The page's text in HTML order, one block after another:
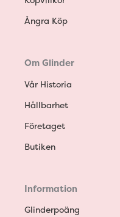
Ångra Köp
Om Glinder
Vår Historia
Hållbarhet
Företaget
Butiken
Information
Glinderpoäng